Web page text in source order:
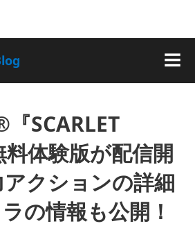
SCARLET
料体験版が配信開
クションの詳細
の情報も公開！